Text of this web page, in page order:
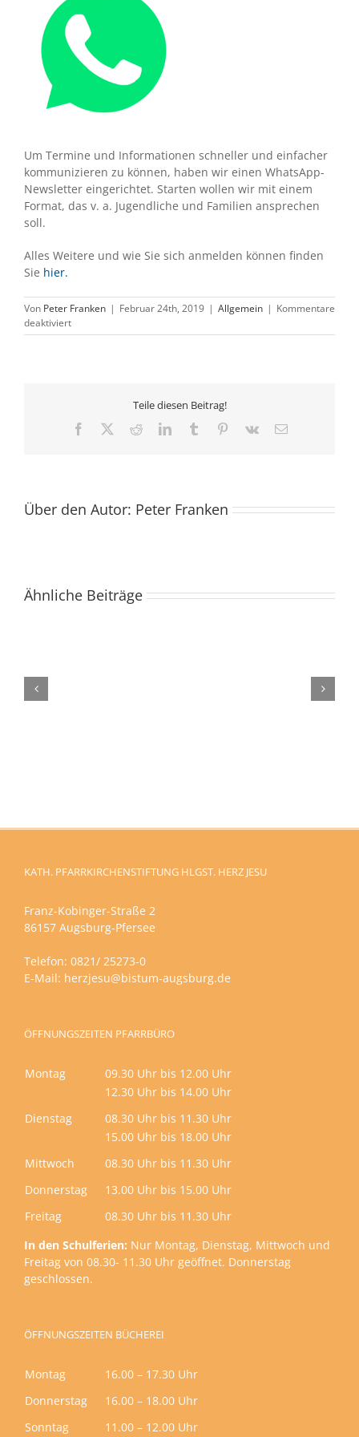
Um Termine und Informationen schneller und einfacher
kommunizieren zu können, haben wir einen WhatsApp-
Newsletter eingerichtet. Starten wollen wir mit einem
Format, das v. a. Jugendliche und Familien ansprechen
soll.
Alles Weitere und wie Sie sich anmelden können finden
Sie hier.
Von Peter Franken | Februar 24th, 2019 | Allgemein | Kommentare
deaktiviertfür
Whatsapp-
Teile diesen Beitrag!
Facebook RedditLinkedInTumblr Pinterest
Vk
E-
Über den Autor: Peter Franken
Ähnliche Beiträge
in
Sind
Sie
KATH. PFARRKIRCHENSTIFTUNG HLGST. HERZ JESU
Franz-Kobinger-Straße 2
86157 Augsburg-Pfersee
Telefon: 0821/ 25273-0
E-Mail: herzjesu@bistum-augsburg.de
ÖFFNUNGSZEITEN PFARRBÜRO
Montag
09.30 Uhr bis 12.00 Uhr
12.30 Uhr bis 14.00 Uhr
Dienstag
08.30 Uhr bis 11.30 Uhr
15.00 Uhr bis 18.00 Uhr
Mittwoch
08.30 Uhr bis 11.30 Uhr
Donnerstag
13.00 Uhr bis 15.00 Uhr
Freitag
08.30 Uhr bis 11.30 Uhr
In den Schulferien: Nur Montag, Dienstag, Mittwoch und
Freitag von 08.30- 11.30 Uhr geöffnet. Donnerstag
geschlossen.
ÖFFNUNGSZEITEN BÜCHEREI
Montag
16.00 – 17.30 Uhr
Donnerstag
16.00 – 18.00 Uhr
Sonntag
11.00 – 12.00 Uhr